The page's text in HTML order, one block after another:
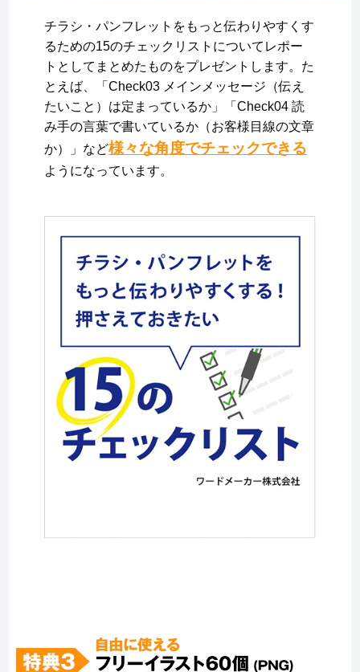
チラシ・パンフレットをもっと伝わりやすくす
るための15のチェックリストについてレポー
トとしてまとめたものをプレゼントします。た
とえば、「Check03 メインメッセージ（伝え
たいこと）は定まっているか」「Check04 読
み手の言葉で書いているか（お客様目線の文章
か）」など様々な角度でチェックできる
ようになっています。